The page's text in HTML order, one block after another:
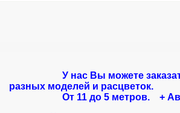
У нас Вы можете
разных моделей и расцветок.
От 11 до 5 метров. + Авто